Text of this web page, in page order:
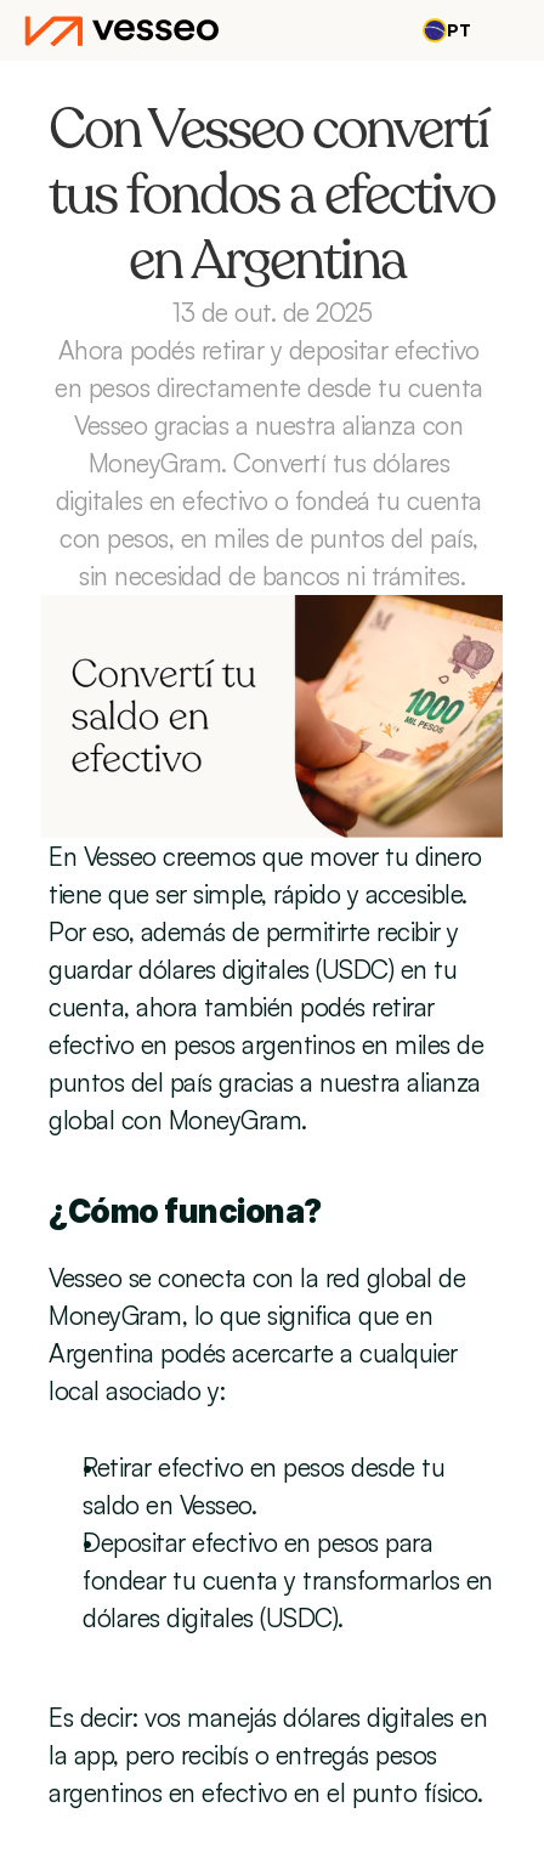
PT
Con Vesseo convertí
tus fondos a efectivo
en Argentina
13 de out. de 2025
Ahora podés retirar y depositar efectivo
en pesos directamente desde tu cuenta
Vesseo gracias a nuestra alianza con
MoneyGram. Convertí tus dólares
digitales en efectivo o fondeá tu cuenta
con pesos, en miles de puntos del país,
sin necesidad de bancos ni trámites.
En Vesseo creemos que mover tu dinero
tiene que ser simple, rápido y accesible.
Por eso, además de permitirte recibir y
guardar dólares digitales (USDC) en tu
cuenta, ahora también podés retirar
efectivo en pesos argentinos en miles de
puntos del país gracias a nuestra alianza
global con MoneyGram.
¿Cómo funciona?
Vesseo se conecta con la red global de
MoneyGram, lo que significa que en
Argentina podés acercarte a cualquier
local asociado y:
Retirar efectivo en pesos desde tu
saldo en Vesseo.
Depositar efectivo en pesos para
fondear tu cuenta y transformarlos en
dólares digitales (USDC).
Es decir: vos manejás dólares digitales en
la app, pero recibís o entregás pesos
argentinos en efectivo en el punto físico.